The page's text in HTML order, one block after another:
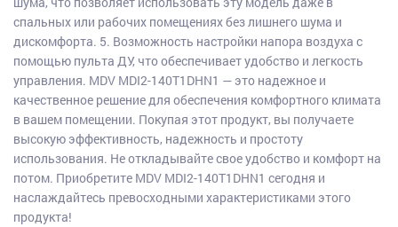
спальных или рабочих помещениях без лишнего шума и
дискомфорта. 5. Возможность настройки напора воздуха с
помощью пульта ДУ, что обеспечивает удобство и легкость
управления. MDV MDI2-140T1DHN1 — это надежное и
качественное решение для обеспечения комфортного климата
в вашем помещении. Покупая этот продукт, вы получаете
высокую эффективность, надежность и простоту
использования. Не откладывайте свое удобство и комфорт на
потом. Приобретите MDV MDI2-140T1DHN1 сегодня и
наслаждайтесь превосходными характеристиками этого
продукта!